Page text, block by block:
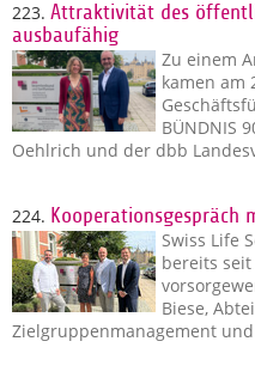
223. Attraktivität des
ausbaufähig
Zu einem
kamen am
BÜNDNIS
Oehlrich und der dbb
224. Kooperationsgespräch
Swiss Life
bereits
Biese,
Zielgruppenmanagement